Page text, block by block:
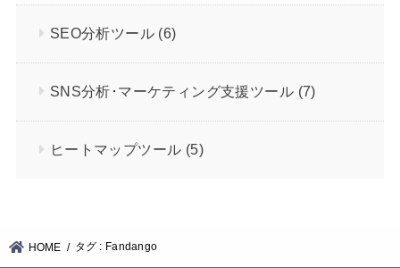
SEO分析ツール (6)
SNS分析･マーケティング支援ツール (7)
ヒートマップツール (5)
HOME タグ : Fandango